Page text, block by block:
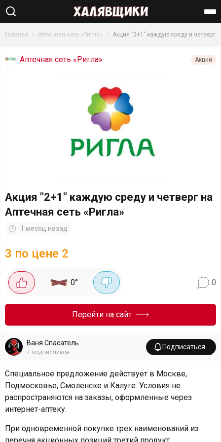
Найти
Главная Аптечная сеть «Ригла» Акция "2+1" каждую среду и четверг
Аптечная сеть «Ригла» Акции
Акция "2+1" каждую среду и четверг на
Аптечная сеть «Ригла»
1 месяц назад
3 по цене 2
0° 0
Перейти на сайт
Ваня Спасатель
7 подписчиков
Подписаться
Специальное предложение действует в Москве,
Подмосковье, Смоленске и Калуге. Условия не
распространяются на заказы, оформленные через
интернет-аптеку.
При одновременной покупке трех наименований из